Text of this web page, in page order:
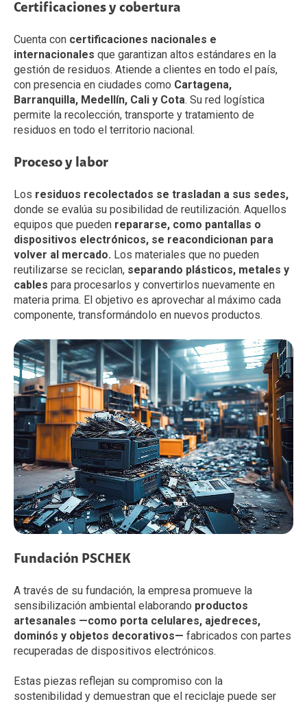
Certificaciones y cobertura
Cuenta con certificaciones nacionales e
internacionales que garantizan altos estándares en la
gestión de residuos. Atiende a clientes en todo el país,
con presencia en ciudades como Cartagena,
Barranquilla, Medellín, Cali y Cota. Su red logística
permite la recolección, transporte y tratamiento de
residuos en todo el territorio nacional.
Proceso y labor
Los residuos recolectados se trasladan a sus sedes,
donde se evalúa su posibilidad de reutilización. Aquellos
equipos que pueden repararse, como pantallas o
dispositivos electrónicos, se reacondicionan para
volver al mercado. Los materiales que no pueden
reutilizarse se reciclan, separando plásticos, metales y
cables para procesarlos y convertirlos nuevamente en
materia prima. El objetivo es aprovechar al máximo cada
componente, transformándolo en nuevos productos.
Fundación PSCHEK
A través de su fundación, la empresa promueve la
sensibilización ambiental elaborando productos
artesanales —como porta celulares, ajedreces,
dominós y objetos decorativos— fabricados con partes
recuperadas de dispositivos electrónicos.
Estas piezas reflejan su compromiso con la
sostenibilidad y demuestran que el reciclaje puede ser